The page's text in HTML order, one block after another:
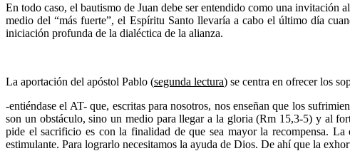
En todo caso, el bautismo de Juan debe ser entendido como una
medio del “más fuerte”, el Espíritu Santo llevaría a cabo el último día
iniciación profunda de la dialéctica de la alianza.
La aportación del apóstol Pablo (segunda lectura) se centra en ofrecer los
-entiéndase el AT- que, escritas para nosotros, nos enseñan que los
son un obstáculo, sino un medio para llegar a la gloria (Rm 15,3-5) y al
pide el sacrificio es con la finalidad de que sea mayor la recompensa.
estimulante. Para lograrlo necesitamos la ayuda de Dios. De ahí que la